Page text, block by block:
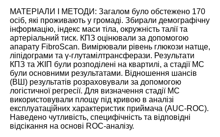
МАТЕРІАЛИ І МЕТОДИ: Загалом було обстежено 170
осіб, які проживають у громаді. Збирали демографічну
інформацію, індекс маси тіла, окружність талії та
артеріальний тиск. КПЗ оцінювали за допомогою
апарату FibroScan. Вимірювали рівень глюкози натще,
ліпідограми та γ-глутамілтрансферази. Результати
КПЗ та ЖІП були розподілені на квартилі, а стадії МС
були основними результатами. Відношення шансів
(ВШ) результатів розраховували за допомогою
логістичної регресії. Для визначення стадії МС
використовували площу під кривою в аналізі
експлуатаційних характеристик приймача (AUC-ROC).
Наведено чутливість, специфічність та відповідні
відсікання на основі ROC-аналізу.